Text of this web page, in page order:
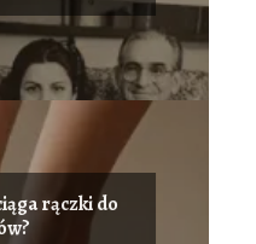
rączki do